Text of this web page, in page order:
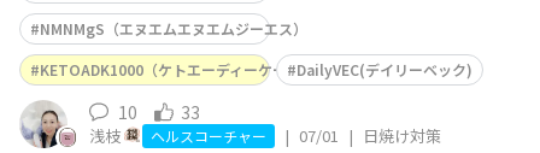
NMNMgS（エヌエムエヌエムジーエス）
KETOADK1000（ケトエーディーケー1000）DailyVEC(デイリーベック)
10 33
浅枝 ヘルスコーチャー | 07/01 | 日焼け対策